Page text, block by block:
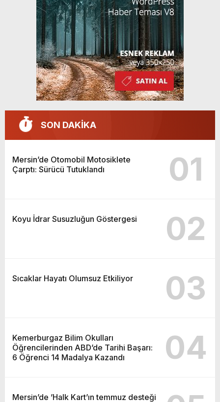
SON DAKİKA
Mersin’de Otomobil Motosiklete
Çarptı: Sürücü Tutuklandı
01
Koyu İdrar Susuzluğun Göstergesi 02
Sıcaklar Hayatı Olumsuz Etkiliyor 03
Kemerburgaz Bilim Okulları
Öğrencilerinden ABD’de Tarihi Başarı:
6 Öğrenci 14 Madalya Kazandı
04
Mersin’de ’Halk Kart’ın temmuz desteği